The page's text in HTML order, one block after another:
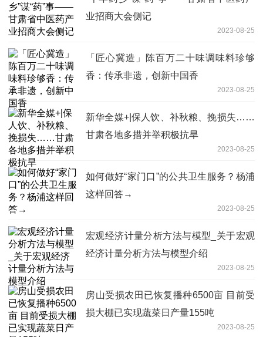
业招商大会侧记
2023-08-25
「匠心冀造」陈百万二十味调味料珍够
香：传承非遗，创新中国香
2023-08-25
新华全媒+|保人饮、补秋粮、挽损失……
甘肃各地多措并举积极抗旱
2023-08-25
如何做好“家门口”的公共卫生服务？杨浦
这样回答→
2023-08-25
宏观经济计量分析方法与模型_关于宏观
经济计量分析方法与模型介绍
2023-08-25
房山受损农田已恢复播种6500亩 目前受
损大棚已实现蔬菜日产量155吨
2023-08-25